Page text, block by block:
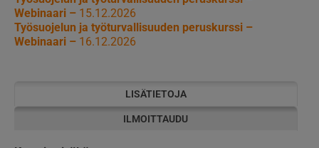
Webinaari – 15.12.2026
Työsuojelun ja työturvallisuuden peruskurssi –
Webinaari – 16.12.2026
LISÄTIETOJA
ILMOITTAUDU